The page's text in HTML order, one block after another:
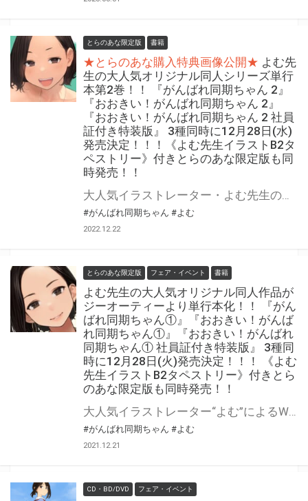
とらのあな限定版 書籍
★とらのあな購入特典画像公開★ よむ先
生の大人気オリジナル同人シリーズ単行
本第2巻！！ 『がんばれ同期ちゃん 2』
『おおきい！がんばれ同期ちゃん 2』
『おおきい！がんばれ同期ちゃん 2 社員
証付き特装版』 3種同時に12月28日(水)
発売決定！！！《よむ先生イラストB2タ
ペストリー》付きとらのあな限定版も同
時発売！！
大人気イラストレーター・よむ先生の『がんばれ同期ちゃん』シリーズ単行本化第2弾！！ 『がんばれ同期ちゃん 2』ジーオーティー・MeDu COMICSレーベルより12月28日(水)発売！！！ また今回もA5版判型の通常版に加え、B5版の大判バージョン『おおきい！がんばれ同期ちゃん 2』も画集レーベル GRAPHICTION BOOKSから登場！！ さらに！今回の『おおきい！がんばれ同期ちゃん 2 特装版』は、同期ちゃんの恋のライバル『後輩ちゃん社員証』が付属！！ そして！前巻に引き続きとらのあなでは、よむ先生『がんばれ同期ちゃん 2』の発売を記念して！ 《よむ先生イラストB2タペストリー》付きとらのあな限定版をご用意しました！！ お買い逃しのないよう、是非お求めください！
#がんばれ同期ちゃん #よむ
2022.12.22
とらのあな限定版 フェア・イベント 書籍
よむ先生の大人気オリジナル同人作品が
ジーオーティーより単行本化！！ 『がん
ばれ同期ちゃん①』『おおきい！がんば
れ同期ちゃん①』『おおきい！がんばれ
同期ちゃん① 社員証付き特装版』 3種同
時に12月28日(火)発売決定！！！ 《よむ
先生イラストB2タペストリー》付きとら
のあな限定版も同時発売！！
大人気イラストレーター“よむ”によるWEBアニメ化もしたオリジナル作品『がんばれ同期ちゃん』がMeDu COMICSにて待望のコミックス化！ 単行本化に伴いTwitter連載時では描かれていなかった描き下ろしページを多数収録し、連載時とは違った「同期ちゃん」の魅力が詰まった内容になっています。 また、通常版としてA5版判型に加え、画集レーベルGRAPHICTION BOOKSよりB5版の大判バージョン『おおきい！がんばれ同期ちゃん①』も発売します。 さらにさらに！『おおきい！がんばれ同期ちゃん①』には、「同期ちゃん」の社員証が付いた特装版もご用意しました！ そして！とらのあなでは、よむ先生『がんばれ同期ちゃん①』単行本発売を記念して！ 《よむ先生イラストB2タペストリー》付きとらのあな限定版をご用意しました！！ お買い逃しのないよう、是非お求めください！
#がんばれ同期ちゃん #よむ
2021.12.21
CD・BD/DVD フェア・イベント